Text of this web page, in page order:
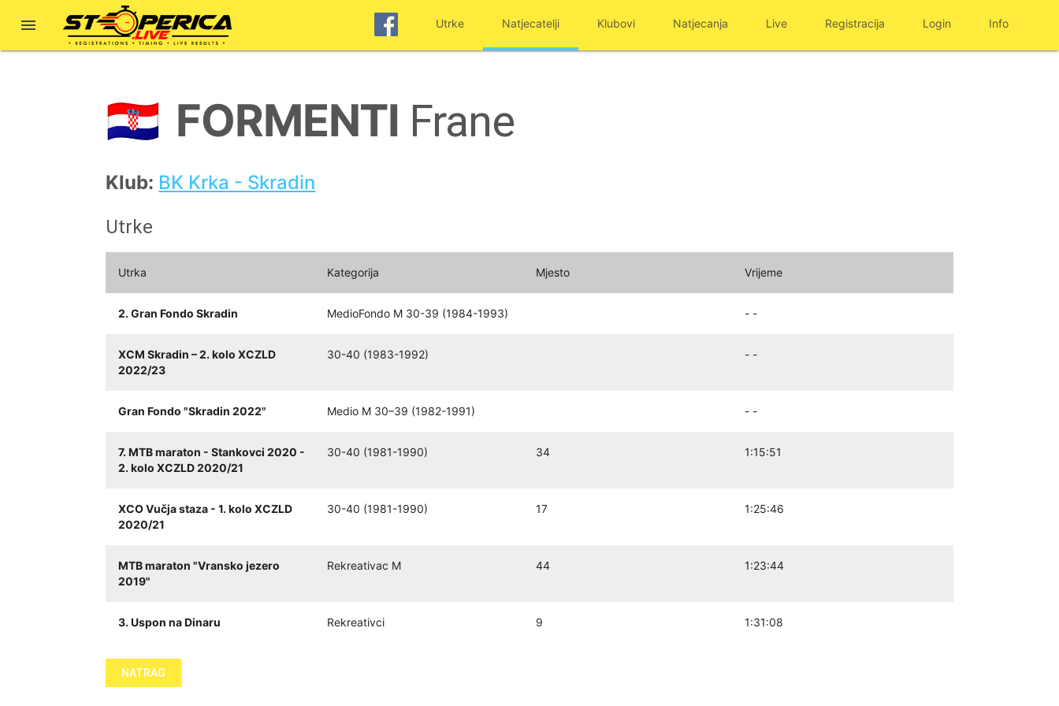
 Utrke Natjecatelji Klubovi Natjecanja Live Registracija Login Info
🇭🇷 FORMENTI Frane
Klub: BK Krka - Skradin
Utrke
Utrka Kategorija Mjesto Vrijeme
2. Gran Fondo Skradin MedioFondo M 30-39 (1984-1993) - -
XCM Skradin – 2. kolo XCZLD
2022/23
30-40 (1983-1992) - -
Gran Fondo "Skradin 2022" Medio M 30–39 (1982-1991) - -
7. MTB maraton - Stankovci 2020 -
2. kolo XCZLD 2020/21
30-40 (1981-1990) 34 1:15:51
XCO Vučja staza - 1. kolo XCZLD
2020/21
30-40 (1981-1990) 17 1:25:46
MTB maraton "Vransko jezero
2019"
Rekreativac M 44 1:23:44
3. Uspon na Dinaru Rekreativci 9 1:31:08
NATRAG